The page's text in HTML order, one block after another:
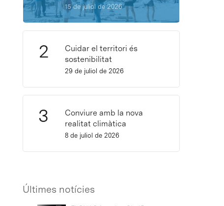
15 de juliol de 2026
Cuidar el territori és
sostenibilitat
29 de juliol de 2026
Conviure amb la nova
realitat climàtica
8 de juliol de 2026
Últimes notícies